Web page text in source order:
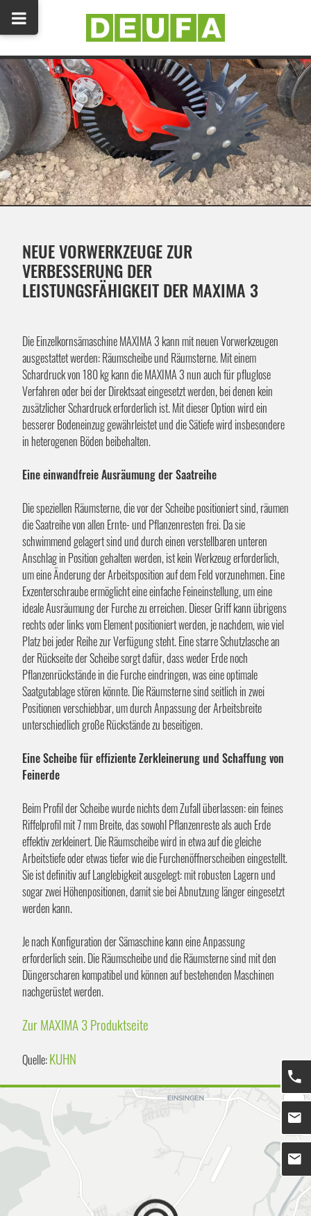
NEUE VORWERKZEUGE ZUR
VERBESSERUNG DER
LEISTUNGSFÄHIGKEIT DER MAXIMA 3
Die Einzelkornsämaschine MAXIMA 3 kann mit neuen Vorwerkzeugen
ausgestattet werden: Räumscheibe und Räumsterne. Mit einem
Schardruck von 180 kg kann die MAXIMA 3 nun auch für pfluglose
Verfahren oder bei der Direktsaat eingesetzt werden, bei denen kein
zusätzlicher Schardruck erforderlich ist. Mit dieser Option wird ein
besserer Bodeneinzug gewährleistet und die Sätiefe wird insbesondere
in heterogenen Böden beibehalten.
Eine einwandfreie Ausräumung der Saatreihe
Die speziellen Räumsterne, die vor der Scheibe positioniert sind, räumen
die Saatreihe von allen Ernte- und Pflanzenresten frei. Da sie
schwimmend gelagert sind und durch einen verstellbaren unteren
Anschlag in Position gehalten werden, ist kein Werkzeug erforderlich,
um eine Änderung der Arbeitsposition auf dem Feld vorzunehmen. Eine
Exzenterschraube ermöglicht eine einfache Feineinstellung, um eine
ideale Ausräumung der Furche zu erreichen. Dieser Griff kann übrigens
rechts oder links vom Element positioniert werden, je nachdem, wie viel
Platz bei jeder Reihe zur Verfügung steht. Eine starre Schutzlasche an
der Rückseite der Scheibe sorgt dafür, dass weder Erde noch
Pflanzenrückstände in die Furche eindringen, was eine optimale
Saatgutablage stören könnte. Die Räumsterne sind seitlich in zwei
Positionen verschiebbar, um durch Anpassung der Arbeitsbreite
unterschiedlich große Rückstände zu beseitigen.
Eine Scheibe für effiziente Zerkleinerung und Schaffung von
Feinerde
Beim Profil der Scheibe wurde nichts dem Zufall überlassen: ein feines
Riffelprofil mit 7 mm Breite, das sowohl Pflanzenreste als auch Erde
effektiv zerkleinert. Die Räumscheibe wird in etwa auf die gleiche
Arbeitstiefe oder etwas tiefer wie die Furchenöffnerscheiben eingestellt.
Sie ist definitiv auf Langlebigkeit ausgelegt: mit robusten Lagern und
sogar zwei Höhenpositionen, damit sie bei Abnutzung länger eingesetzt
werden kann.
Je nach Konfiguration der Sämaschine kann eine Anpassung
erforderlich sein. Die Räumscheibe und die Räumsterne sind mit den
Düngerscharen kompatibel und können auf bestehenden Maschinen
nachgerüstet werden.
Zur MAXIMA 3 Produktseite
Quelle:KUHN